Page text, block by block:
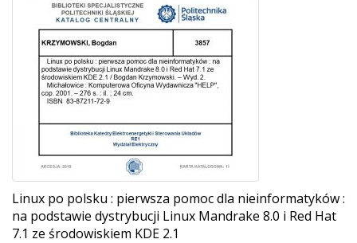
Linux po polsku : pierwsza pomoc dla nieinformatyków :
na podstawie dystrybucji Linux Mandrake 8.0 i Red Hat
7.1 ze środowiskiem KDE 2.1